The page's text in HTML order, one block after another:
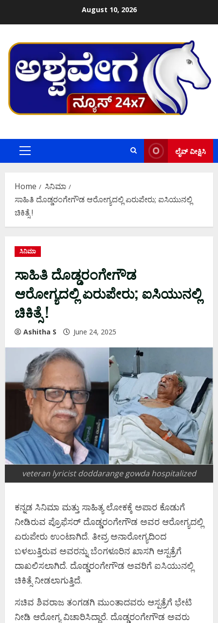
August 10, 2026
Primary
ಲೈವ್ ವೀಕ್ಷಿಸಿ
Home
ಸಿನಿಮಾ
ಸಾಹಿತಿ ದೊಡ್ಡರಂಗೇಗೌಡ ಆರೋಗ್ಯದಲ್ಲಿ ಏರುಪೇರು; ಐಸಿಯುನಲ್ಲಿ
ಚಿಕಿತ್ಸೆ !
ಸಿನಿಮಾ
ಸಾಹಿತಿ ದೊಡ್ಡರಂಗೇಗೌಡ
ಆರೋಗ್ಯದಲ್ಲಿ ಏರುಪೇರು; ಐಸಿಯುನಲ್ಲಿ
ಚಿಕಿತ್ಸೆ !
Ashitha S June 24, 2025
veteran lyricist doddarange gowda hospitalized
ಕನ್ನಡ ಸಿನಿಮಾ ಮತ್ತು ಸಾಹಿತ್ಯ ಲೋಕಕ್ಕೆ ಅಪಾರ ಕೊಡುಗೆ
ನೀಡಿರುವ ಪ್ರೊಫೆಸರ್ ದೊಡ್ಡರಂಗೇಗೌಡ ಅವರ ಆರೋಗ್ಯದಲ್ಲಿ
ಏರುಪೇರು ಉಂಟಾಗಿದೆ. ತೀವ್ರ ಅನಾರೋಗ್ಯದಿಂದ
ಬಳಲುತ್ತಿರುವ ಅವರನ್ನು ಬೆಂಗಳೂರಿನ ಖಾಸಗಿ ಆಸ್ಪತ್ರೆಗೆ
ದಾಖಲಿಸಲಾಗಿದೆ. ದೊಡ್ಡರಂಗೇಗೌಡ ಅವರಿಗೆ ಐಸಿಯುನಲ್ಲಿ
ಚಿಕಿತ್ಸೆ ನೀಡಲಾಗುತ್ತಿದೆ.
ಸಚಿವ ಶಿವರಾಜ ತಂಗಡಗಿ ಮುಂತಾದವರು ಆಸ್ಪತ್ರೆಗೆ ಭೇಟಿ
ನೀಡಿ ಆರೋಗ್ಯ ವಿಚಾರಿಸಿದ್ದಾರೆ. ದೊಡ್ಡರಂಗೇಗೌಡ ಅವರು